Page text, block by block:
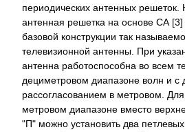
периодических антенных решеток.
антенная решетка на основе СА [3]
базовой конструкции так
телевизионной антенны. При
антенна работоспособна во всем
дециметровом диапазоне волн и с
рассогласованием в метровом.
метровом диапазоне вместо
"П" можно установить два